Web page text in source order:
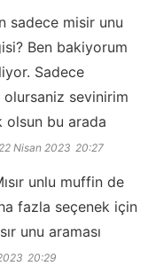
sadece misir unu
Ben bakiyorum
Sadece
sevinirim
olsun bu arada
Nisan 2023 20:27
unlu muffin de
fazla seçenek için
unu araması
20:29